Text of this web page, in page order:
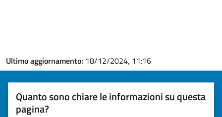
Ultimo aggiornamento: 18/12/2024, 11:16
Quanto sono chiare le informazioni su questa
pagina?